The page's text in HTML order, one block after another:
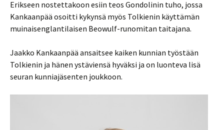
Erikseen nostettakoon esiin teos Gondolinin tuho, jossa
Kankaanpää osoitti kykynsä myös Tolkienin käyttämän
muinaisenglantilaisen Beowulf-runomitan taitajana.
Jaakko Kankaanpää ansaitsee kaiken kunnian työstään
Tolkienin ja hänen ystäviensä hyväksi ja on luonteva lisä
seuran kunniajäsenten joukkoon.